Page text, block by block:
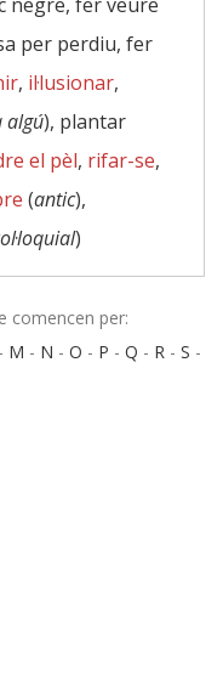
per perdiu, fer
, il·lusionar,
algú), plantar
el pèl, rifar-se,
(antic),
)
comencen per:
- M - N - O - P - Q - R - S -